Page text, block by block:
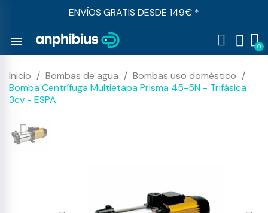
ENVÍOS GRATIS DESDE 149€ *
menu
Inicio Bombas de agua
Bombas uso doméstico
Bomba Centrífuga Multietapa Prisma 45-5N - Trifásica
3cv - ESPA